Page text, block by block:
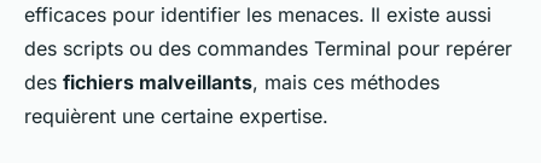
efficaces pour identifier les menaces. Il existe aussi
des scripts ou des commandes Terminal pour repérer
des fichiers malveillants, mais ces méthodes
requièrent une certaine expertise.